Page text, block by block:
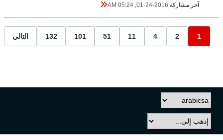
آخر مشاركة 01-24-2016, 05:24 AM
1
2
4
11
51
101
132 التالي